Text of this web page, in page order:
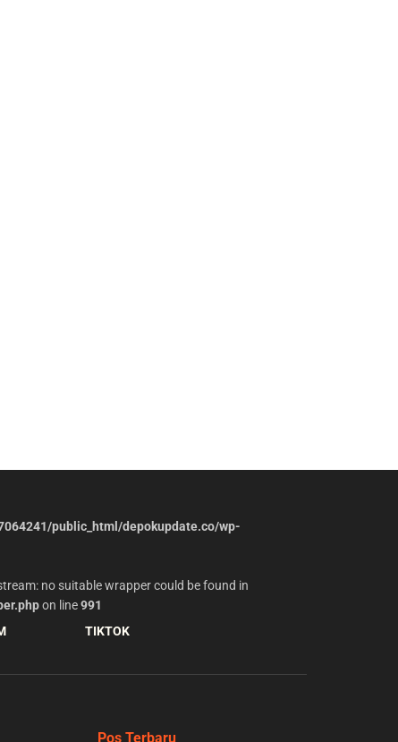
public_html/depokupdate.co/wp-
no suitable wrapper could be found in
on line991
TIKTOK
Pos Terbaru